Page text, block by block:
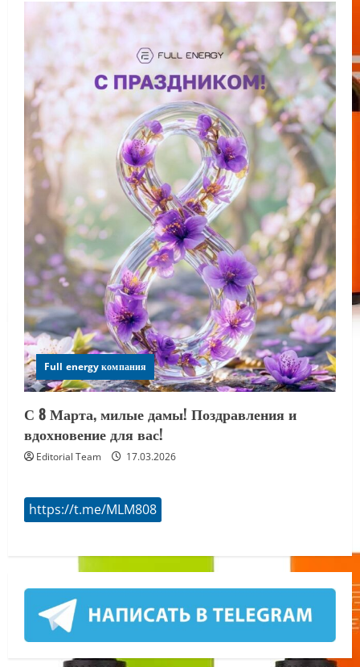
Full energy компания
С 8 Марта, милые дамы! Поздравления и
вдохновение для вас!
Editorial Team 17.03.2026
https://t.me/MLM808